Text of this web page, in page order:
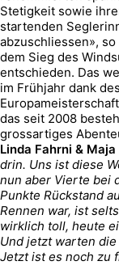
Stetigkeit sowie
startenden
abzuschliessen»,
dem Sieg des
entschieden. Das
im Frühjahr dank
das seit 2008
grossartiges
Linda Fahrni &
drin. Uns ist diese
nun aber Vierte bei
Punkte Rückstand
Rennen war, ist
wirklich toll, heute
Und jetzt warten
Jetzt ist es noch zu